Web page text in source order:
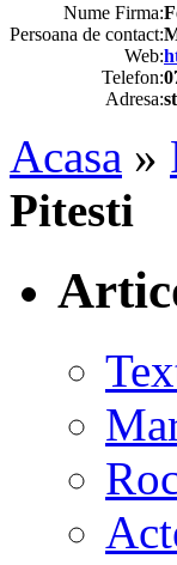
Nume Firma:
Persoana de contact:
Web:
Telefon:
Adresa:
Acasa »
Pitesti